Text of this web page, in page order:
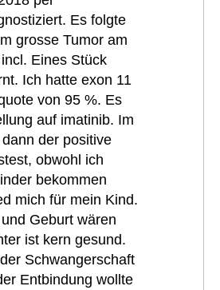
Es folgte
grosse Tumor am
Eines Stück
Ich hatte exon 11
von 95 %. Es
auf imatinib. Im
der positive
obwohl ich
bekommen
mich für mein Kind.
Geburt wären
ist kern gesund.
Schwangerschaft
Entbindung wollte